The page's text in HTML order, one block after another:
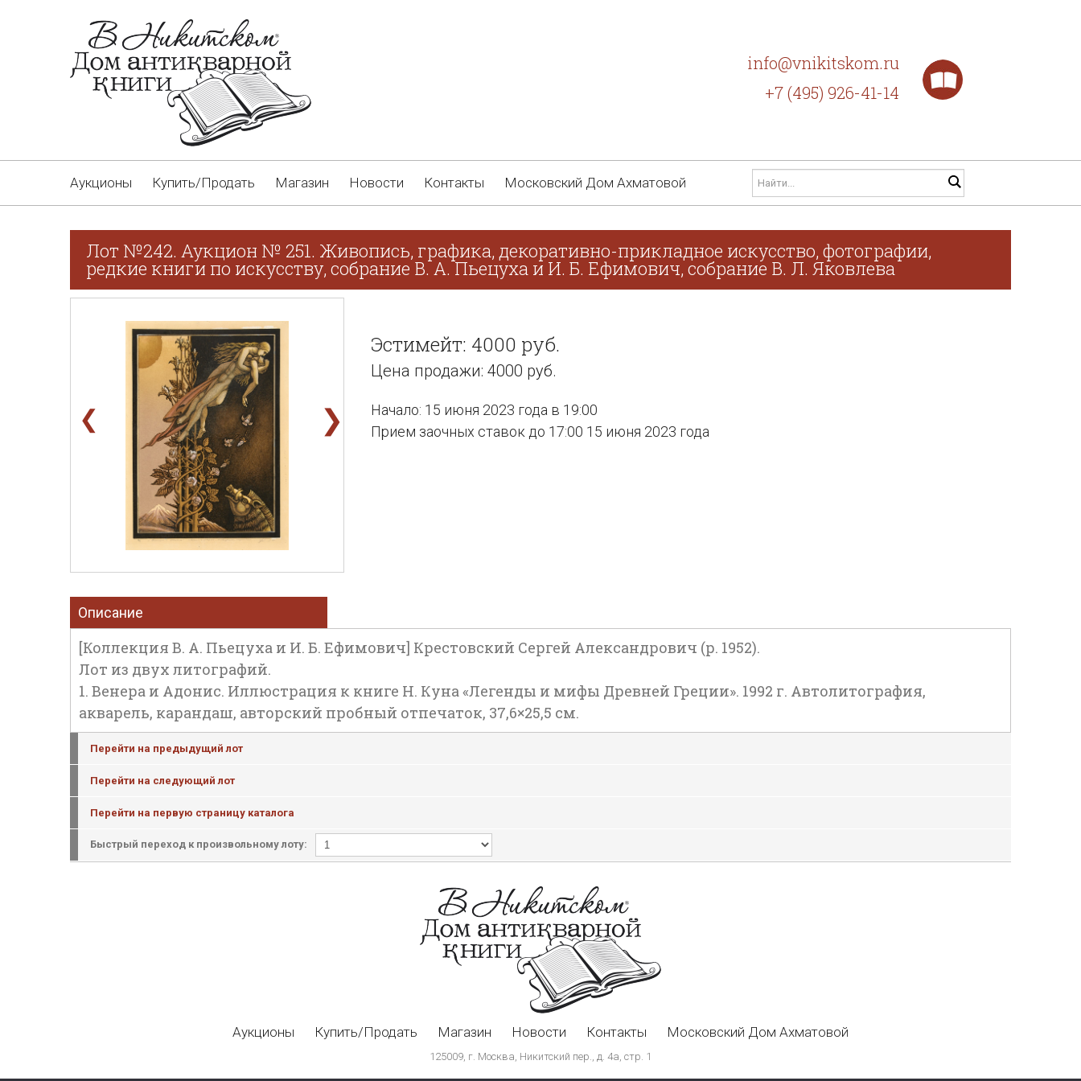
info@vnikitskom.ru
+7 (495) 926-41-14
Аукционы Купить/Продать Магазин Новости Контакты Московский Дом Ахматовой
Лот №242. Аукцион № 251. Живопись, графика, декоративно-прикладное искусство, фотографии,
редкие книги по искусству, собрание В. А. Пьецуха и И. Б. Ефимович, собрание В. Л. Яковлева
❮ ❯
Эстимейт: 4000 руб.
Цена продажи: 4000 руб.
Начало: 15 июня 2023 года в 19:00
Прием заочных ставок до 17:00 15 июня 2023 года
Описание
[Коллекция В. А. Пьецуха и И. Б. Ефимович] Крестовский Сергей Александрович (р. 1952).
Лот из двух литографий.
1. Венера и Адонис. Иллюстрация к книге Н. Куна «Легенды и мифы Древней Греции». 1992 г. Автолитография,
акварель, карандаш, авторский пробный отпечаток, 37,6×25,5 см.
Перейти на предыдущий лот
Перейти на следующий лот
Перейти на первую страницу каталога
Быстрый переход к произвольному лоту:
Аукционы Купить/Продать Магазин Новости Контакты Московский Дом Ахматовой
125009, г. Москва, Никитский пер., д. 4а, стр. 1